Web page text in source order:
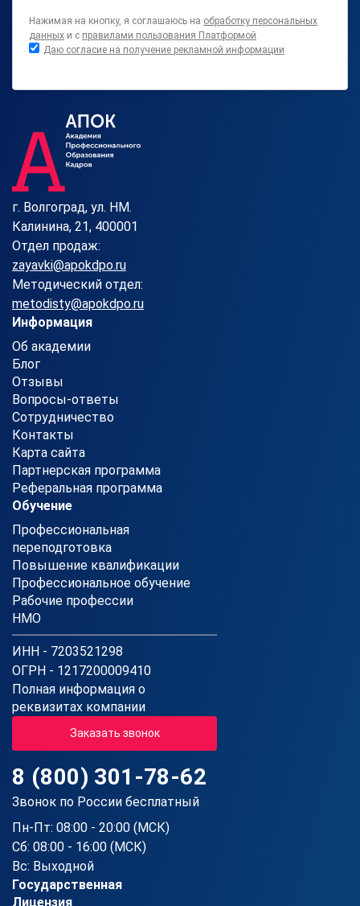
Нажимая на кнопку, я соглашаюсь на обработку персональных
данных и с правилами пользования Платформой
Даю согласие на получение рекламной информации
г. Волгоград, ул. HM.
Калинина, 21, 400001
Отдел продаж:
zayavki@apokdpo.ru
Методический отдел:
metodisty@apokdpo.ru
Информация
Об академии
Блог
Отзывы
Вопросы-ответы
Сотрудничество
Контакты
Карта сайта
Партнерская программа
Реферальная программа
Обучение
Профессиональная
переподготовка
Повышение квалификации
Профессиональное обучение
Рабочие профессии
НМО
ИНН - 7203521298
ОГРН - 1217200009410
Полная информация о
реквизитах компании
Заказать звонок
8 (800) 301-78-62
Звонок по России бесплатный
Пн-Пт: 08:00 - 20:00 (МСК)
Сб: 08:00 - 16:00 (МСК)
Вс: Выходной
Государственная
Лицензия